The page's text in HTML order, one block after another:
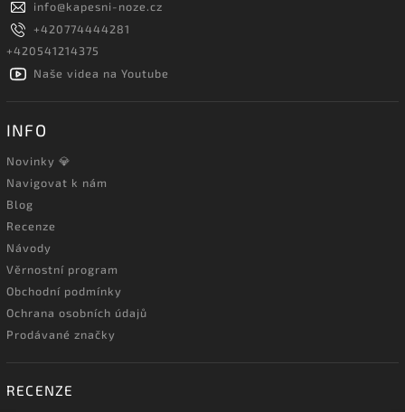
info@kapesni-noze.cz
+420774444281
+420541214375
Naše videa na Youtube
INFO
Novinky 💎
Navigovat k nám
Blog
Recenze
Návody
Věrnostní program
Obchodní podmínky
Ochrana osobních údajů
Prodávané značky
RECENZE